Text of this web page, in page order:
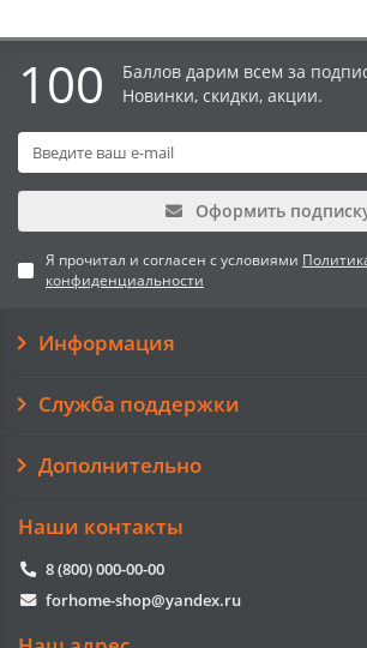
100
Баллов дарим всем за
Новинки, скидки, акции.
Оформить
Я прочитал и согласен с условиями
конфиденциальности
Информация
Служба поддержки
Дополнительно
Наши контакты
8 (800) 000-00-00
forhome-shop@yandex.ru